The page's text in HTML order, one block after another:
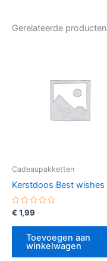
Gerelateerde producten
Cadeaupakketten
Kerstdoos Best wishes
Gewaardeerd
uit
€ 1,99
Toevoegen aan
winkelwagen